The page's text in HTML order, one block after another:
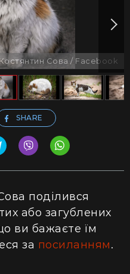
Сова / Facebook
SHARE
поділився
або загублених
ви бажаєте їм
за посиланням.